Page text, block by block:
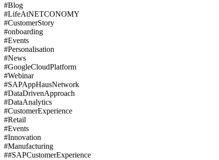
#Blog
#LifeAtNETCONOMY
#CustomerStory
#onboarding
#Events
#Personalisation
#News
#GoogleCloudPlatform
#Webinar
#SAPAppHausNetwork
#DataDrivenApproach
#DataAnalytics
#CustomerExperience
#Retail
#Events
#Innovation
#Manufacturing
##SAPCustomerExperience